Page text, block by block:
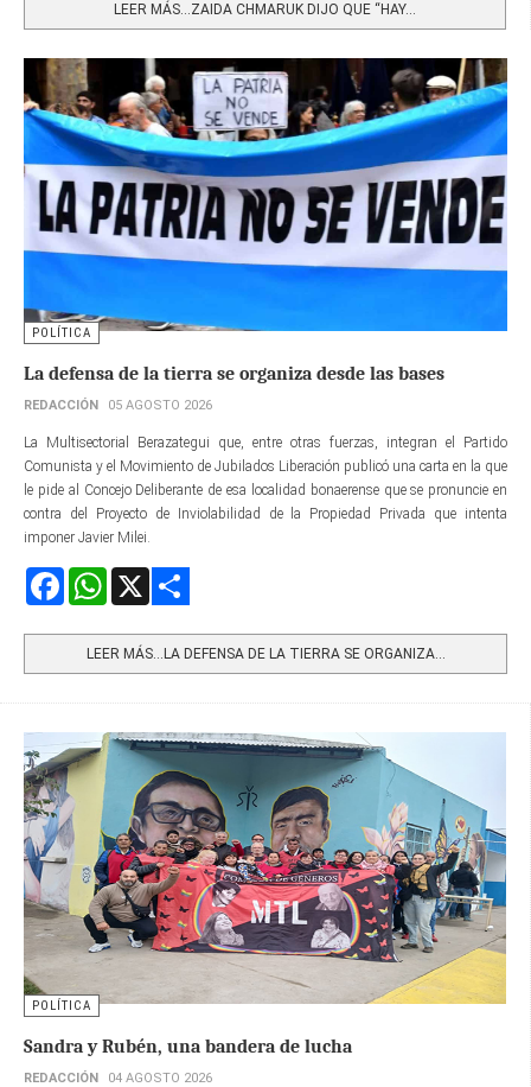
LEER MÁS…ZAIDA CHMARUK DIJO QUE “HAY...
POLÍTICA
La defensa de la tierra se organiza desde las bases
REDACCIÓN 05 AGOSTO 2026
La Multisectorial Berazategui que, entre otras fuerzas, integran el Partido
Comunista y el Movimiento de Jubilados Liberación publicó una carta en la que
le pide al Concejo Deliberante de esa localidad bonaerense que se pronuncie en
contra del Proyecto de Inviolabilidad de la Propiedad Privada que intenta
imponer Javier Milei.
FacebookWhatsApp
LEER MÁS…LA DEFENSA DE LA TIERRA SE ORGANIZA...
POLÍTICA
Sandra y Rubén, una bandera de lucha
REDACCIÓN 04 AGOSTO 2026